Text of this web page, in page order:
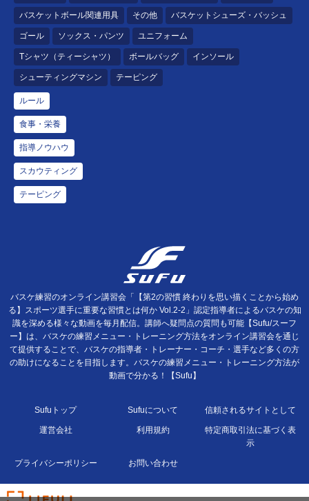
バスケットボール関連用具 その他 バスケットシューズ・バッシュ
ゴール ソックス・パンツ ユニフォーム
Tシャツ（ティーシャツ） ボールバッグ インソール
シューティングマシン テーピング
ルール
食事・栄養
指導ノウハウ
スカウティング
テーピング
バスケ練習のオンライン講習会「【第2の習慣 終わりを思い描くことから始め
る】スポーツ選手に重要な習慣とは何か Vol.2-2」認定指導者によるバスケの知
識を深める様々な動画を毎月配信。講師へ疑問点の質問も可能【Sufu/スーフ
ー】は、バスケの練習メニュー・トレーニング方法をオンライン講習会を通じ
て提供することで、バスケの指導者・トレーナー・コーチ・選手など多くの方
の助けになることを目指します。バスケの練習メニュー・トレーニング方法が
動画で分かる！【Sufu】
Sufuトップ Sufuについて 信頼されるサイトとして
運営会社 利用規約
特定商取引法に基づく表
示
プライバシーポリシー お問い合わせ